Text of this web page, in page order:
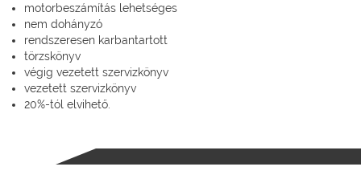
motorbeszámítás lehetséges
nem dohányzó
rendszeresen karbantartott
törzskönyv
végig vezetett szervizkönyv
vezetett szervizkönyv
20%-tól elvihető.